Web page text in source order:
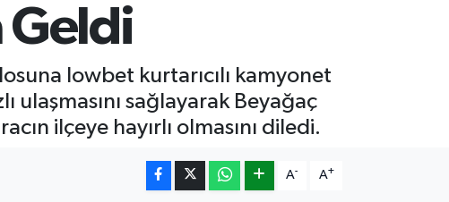
Geldi
lowbet kurtarıcılı kamyonet
ulaşmasını sağlayarak Beyağaç
ilçeye hayırlı olmasını diledi.
A- A+